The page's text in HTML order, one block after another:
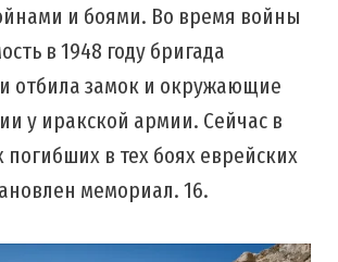
и боями. Во время войны
в 1948 году бригада
отбила замок и окружающие
у иракской армии. Сейчас в
погибших в тех боях еврейских
мемориал. 16.